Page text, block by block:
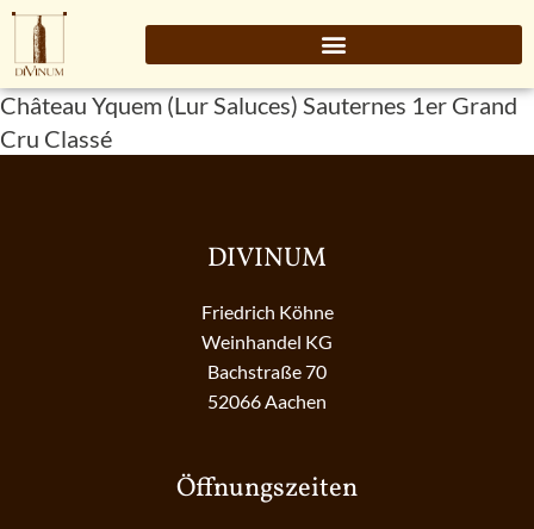
Château Yquem (Lur Saluces) Sauternes 1er Grand
Cru Classé
DIVINUM
Friedrich Köhne
Weinhandel KG
Bachstraße 70
52066 Aachen
Öffnungszeiten